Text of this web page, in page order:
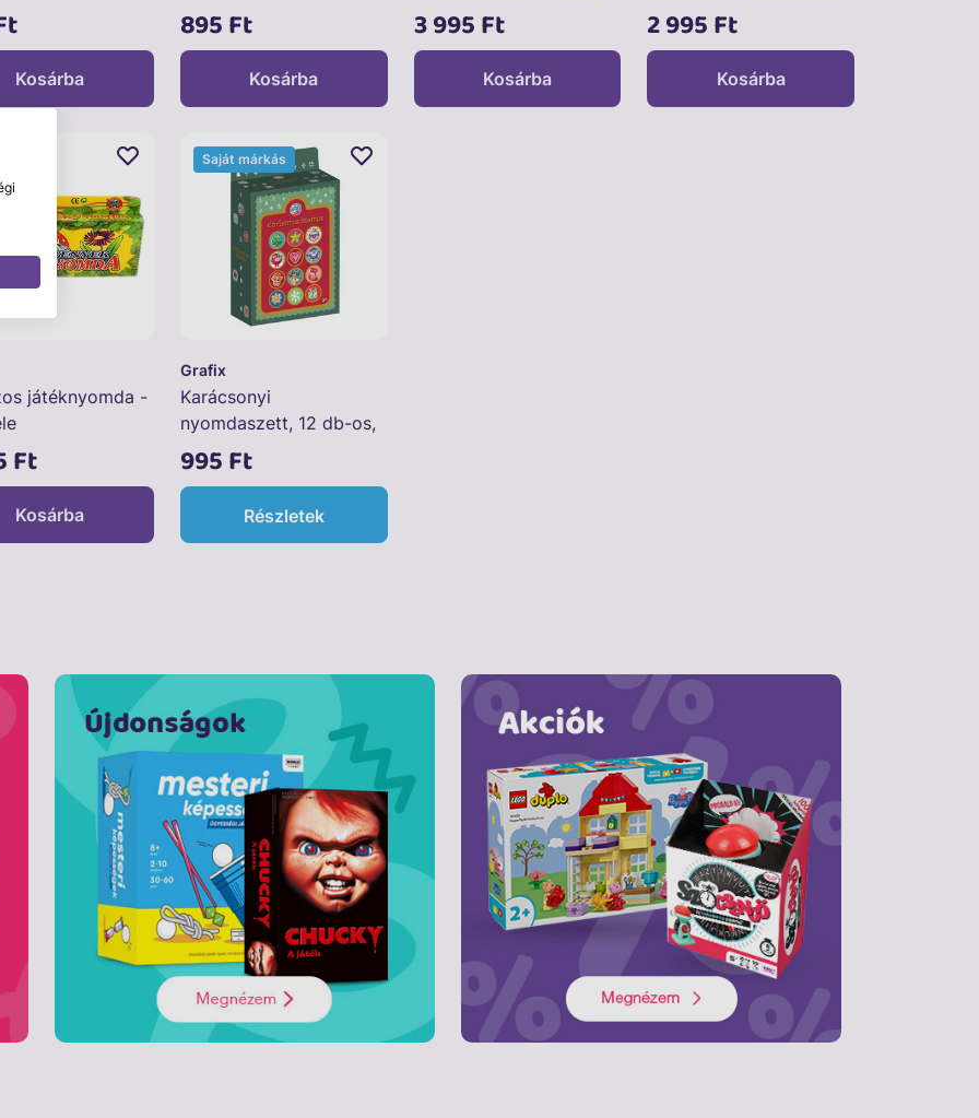
Kosárba
895 Ft
Kosárba
Malac
3 995 Ft
Kosárba
2 995 Ft
Kosárba
játéknyomda -
Ft
Kosárba
Grafix
Karácsonyi
nyomdaszett, 12 db-os,
2 féle
995 Ft
Saját márkás
Részletek